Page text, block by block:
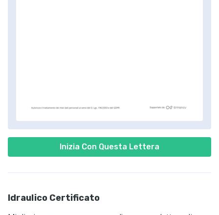
Inizia Con Questa Lettera
Idraulico Certificato